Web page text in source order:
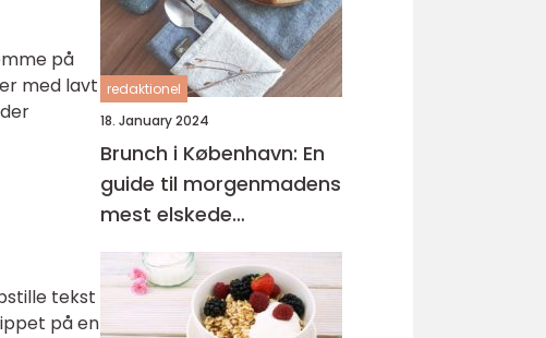
på
med lavt
tekst
på en
redaktionel
18. January 2024
Brunch i København: En
guide til morgenmadens
mest elskede
kombination